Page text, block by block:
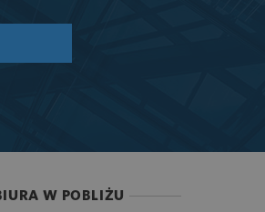
W POBLIŻU